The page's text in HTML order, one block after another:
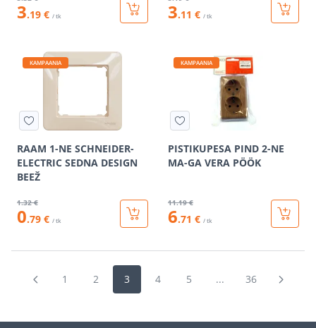
3.19 € / tk 3.11 € / tk
KAMPAANIA
RAAM 1-NE SCHNEIDER-
ELECTRIC SEDNA DESIGN
BEEŽ
1.32 €
0.79 € / tk
KAMPAANIA
PISTIKUPESA PIND 2-NE
MA-GA VERA PÖÖK
11.19 €
6.71 € / tk
1 2 3 4 5 ... 36